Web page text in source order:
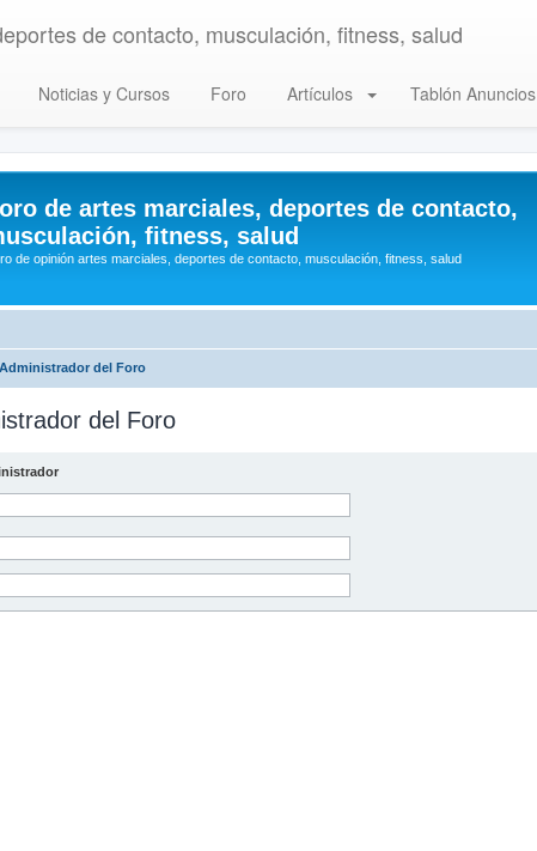
de contacto, musculación, fitness, salud
Noticias y Cursos Foro Artículos Tablón Anuncios
de artes marciales, deportes de contacto,
fitness, salud
de opinión artes marciales, deportes de contacto, musculación, fitness, salud
del Foro
del Foro